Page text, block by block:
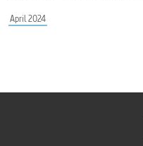
April 2024